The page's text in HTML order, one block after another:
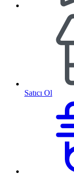
Satıcı Ol